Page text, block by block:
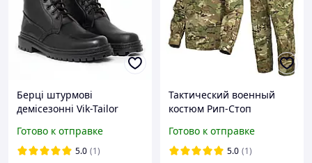
Берці штурмові
демісезонні Vik-Tailor
берці (розміри 36-48)
Готово к отправке
5.0 (1)
Тактический военный
костюм Рип-Стоп
мужская форма Осень-
Весна/ Форма мультикам
Готово к отправке
5.0 (1)